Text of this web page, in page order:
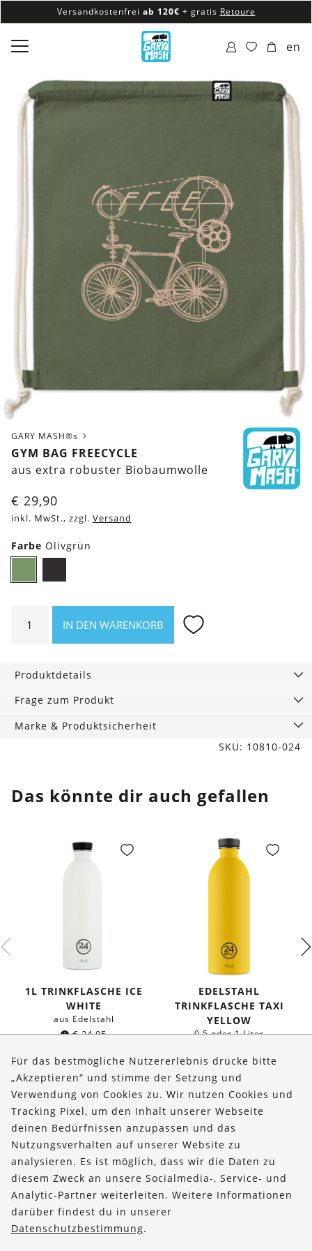
Versandkostenfrei ab 120€ + gratis Retoure
100% veganes & fair produziertes Sortiment
Versandkostenfrei ab 120€
en
GARY MASH®s
GYM BAG FREECYCLE
aus extra robuster Biobaumwolle
€ 29,90
inkl. MwSt., zzgl. Versand
Farbe Olivgrün
Bag
Freecycle
IN DEN WARENKORB
Produktdetails
Frage zum Produkt
Marke & Produktsicherheit
SKU: 10810-024
Das könnte dir auch gefallen
1L TRINKFLASCHE ICE
WHITE
aus Edelstahl
€24,95
EDELSTAHL
TRINKFLASCHE TAXI
YELLOW
0,5 oder 1 Liter
Über uns
Bestellungen
Kontakt & Hilfe
FOLLOW US
Für das bestmögliche Nutzererlebnis drücke bitte
„Akzeptieren“ und stimme der Setzung und
Verwendung von Cookies zu. Wir nutzen Cookies und
Tracking Pixel, um den Inhalt unserer Webseite
deinen Bedürfnissen anzupassen und das
Nutzungsverhalten auf unserer Website zu
analysieren. Es ist möglich, dass wir die Daten zu
diesem Zweck an unsere Socialmedia-, Service- und
Analytic-Partner weiterleiten. Weitere Informationen
darüber findest du in unserer
Datenschutzbestimmung.